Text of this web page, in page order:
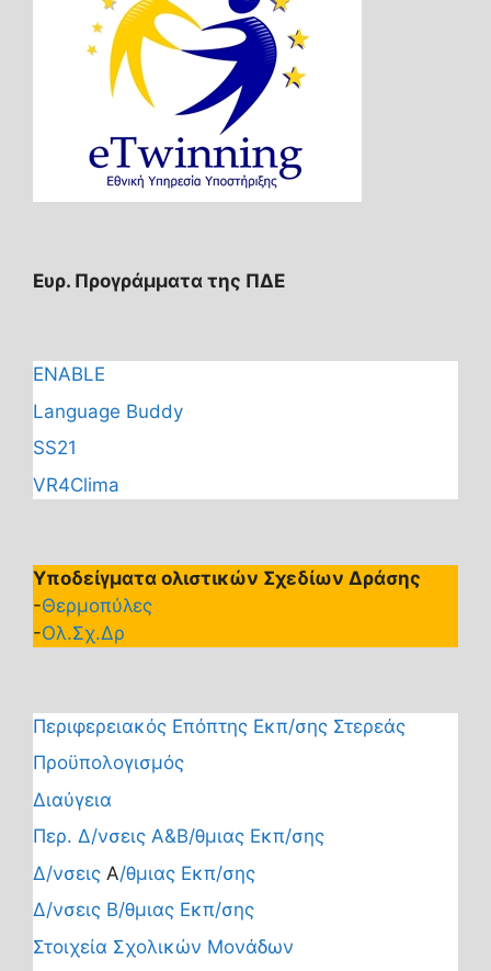
Ευρ. Προγράμματα της ΠΔΕ
ENABLE
Language Buddy
SS21
VR4Clima
Υποδείγματα ολιστικών Σχεδίων Δράσης
-Θερμοπύλες
-Ολ.Σχ.Δρ
Περιφερειακός Επόπτης Εκπ/σης Στερεάς
Προϋπολογισμός
Διαύγεια
Περ. Δ/νσεις Α&Β/θμιας Εκπ/σης
Δ/νσεις Α/θμιας Εκπ/σης
Δ/νσεις Β/θμιας Εκπ/σης
Στοιχεία Σχολικών Μονάδων